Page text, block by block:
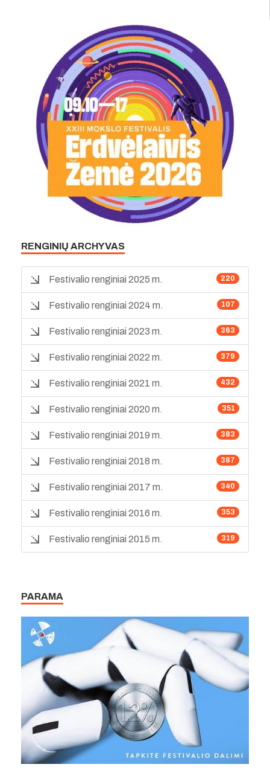
RENGINIŲ ARCHYVAS
220
Festivalio renginiai 2025 m.
107
Festivalio renginiai 2024 m.
363
Festivalio renginiai 2023 m.
379
Festivalio renginiai 2022 m.
432
Festivalio renginiai 2021 m.
351
Festivalio renginiai 2020 m.
383
Festivalio renginiai 2019 m.
387
Festivalio renginiai 2018 m.
340
Festivalio renginiai 2017 m.
353
Festivalio renginiai 2016 m.
319
Festivalio renginiai 2015 m.
PARAMA